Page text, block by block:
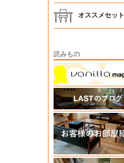
オススメセット
読みもの